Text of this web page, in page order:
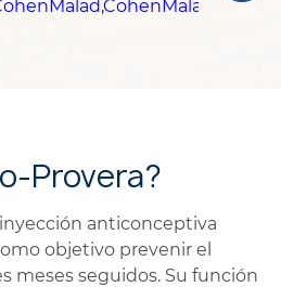
Provera?
anticonceptiva
objetivo prevenir el
meses seguidos. Su función